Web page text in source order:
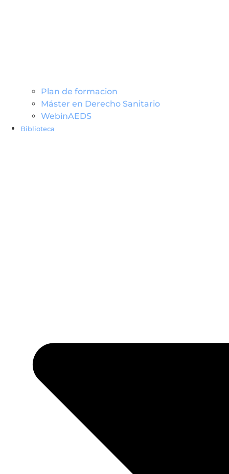
Plan de formacion
Máster en Derecho Sanitario
WebinAEDS
Biblioteca